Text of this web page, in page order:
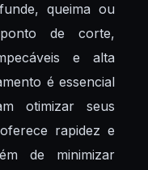
queima ou
de corte,
e alta
é essencial
otimizar seus
rapidez e
de minimizar